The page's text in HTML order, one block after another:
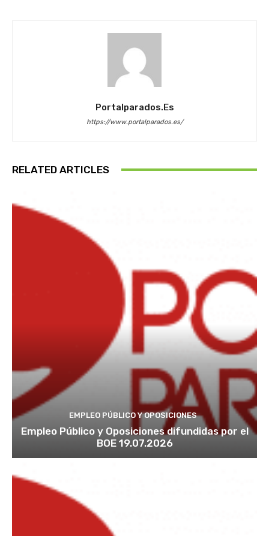
Portalparados.es
https://www.portalparados.es/
RELATED ARTICLES
EMPLEO PÚBLICO Y OPOSICIONES
Empleo Público y Oposiciones difundidas por el
BOE 19.07.2026